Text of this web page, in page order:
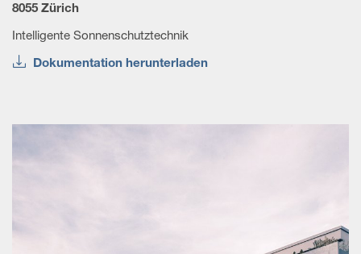
8055 Zürich
Intelligente Sonnenschutztechnik
Dokumentation herunterladen